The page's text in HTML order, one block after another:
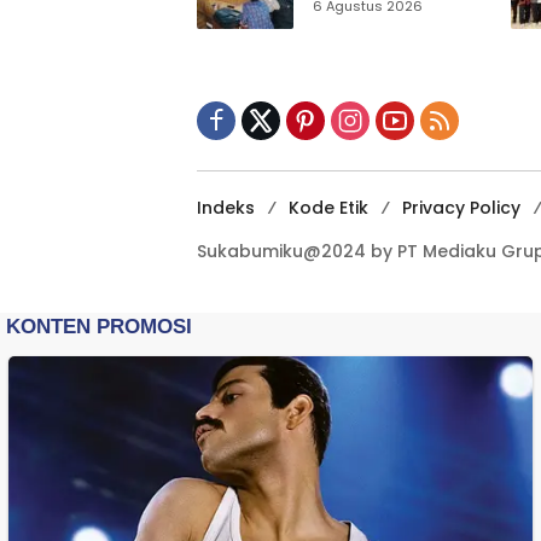
6 Agustus 2026
Indeks Kode Etik Privacy Policy
Sukabumiku@2024 by PT Mediaku